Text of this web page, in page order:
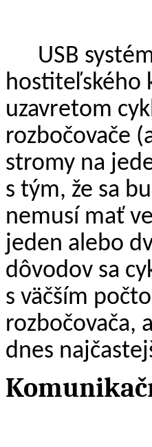
USB
hostiteľského
uzavretom
rozbočovače
stromy na
s tým, že sa
nemusí mať
jeden alebo
dôvodov sa
s väčším
rozbočovača,
dnes